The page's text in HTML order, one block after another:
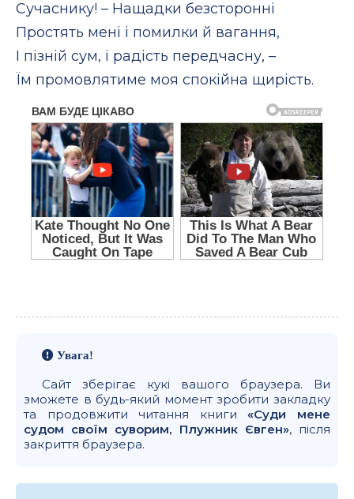
Сучаснику! – Нащадки безсторонні
Простять мені і помилки й вагання,
І пізній сум, і радість передчасну, –
Їм промовлятиме моя спокійна щирість.
Увага!
Сайт зберігає кукі вашого браузера. Ви
зможете в будь-який момент зробити закладку
та продовжити читання книги «Суди мене
судом своїм суворим, Плужник Євген», після
закриття браузера.